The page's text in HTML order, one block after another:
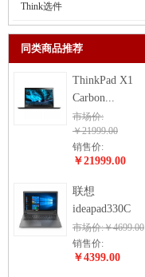
Think选件
同类商品推荐
ThinkPad X1
Carbon...
市场价:
￥21999.00
销售价:
￥21999.00
联想
ideapad330C
市场价:￥4699.00
销售价:
￥4399.00